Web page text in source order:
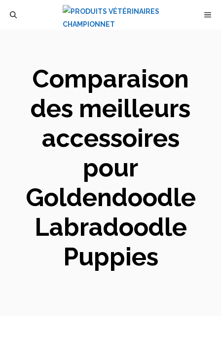
Comparaison
des meilleurs
accessoires
pour
Goldendoodle
Labradoodle
Puppies